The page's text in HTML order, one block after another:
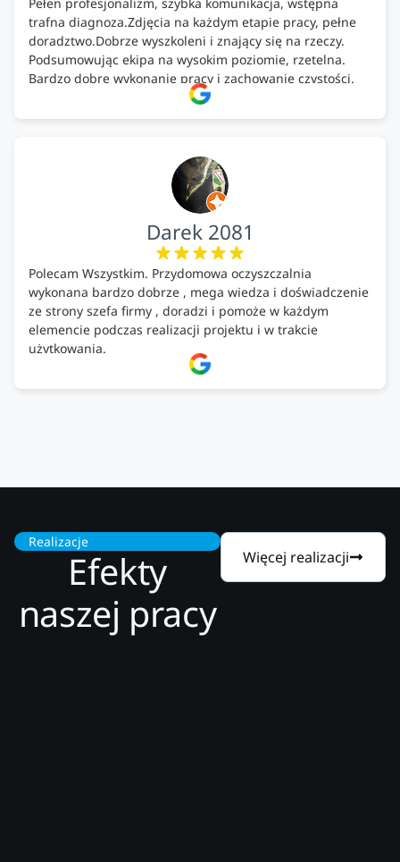
trafna diagnoza.Zdjęcia na każdym etapie pracy, pełne
doradztwo.Dobrze wyszkoleni i znający się na rzeczy.
Podsumowując ekipa na wysokim poziomie, rzetelna.
Bardzo dobre wykonanie pracy i zachowanie czystości.
Darek 2081
Polecam Wszystkim. Przydomowa oczyszczalnia
wykonana bardzo dobrze , mega wiedza i doświadczenie
ze strony szefa firmy , doradzi i pomoże w każdym
elemencie podczas realizacji projektu i w trakcie
użytkowania.
Firma godna zaufania. Tak trzymać!
Realizacje
Efekty
naszej pracy
Więcej realizacji